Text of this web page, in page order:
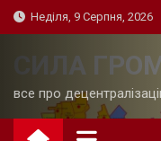
Skip
to
Неділя, 9 Серпня, 2026
СИЛА
все про